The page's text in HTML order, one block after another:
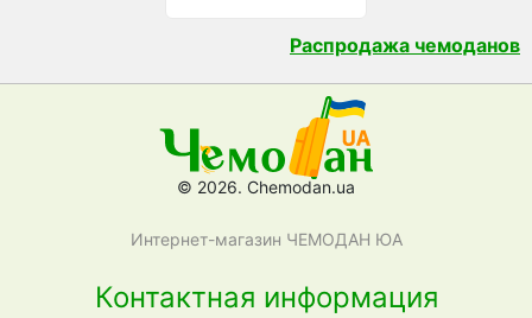
Распродажа чемоданов
© 2026. Chemodan.ua
Интернет-магазин ЧЕМОДАН ЮА
Контактная информация